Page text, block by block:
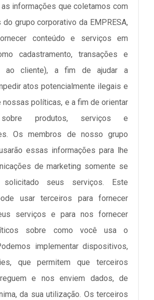
informações que coletamos com
grupo corporativo da EMPRESA,
conteúdo e serviços em
cadastramento, transações e
ao cliente), a fim de ajudar a
atos potencialmente ilegais e
nossas políticas, e a fim de orientar
produtos, serviços e
Os membros de nosso grupo
essas informações para lhe
de marketing somente se
seus serviços. Este
usar terceiros para fornecer
serviços e para nos fornecer
sobre como você usa o
implementar dispositivos,
que permitem que terceiros
e nos enviem dados, de
da sua utilização. Os terceiros